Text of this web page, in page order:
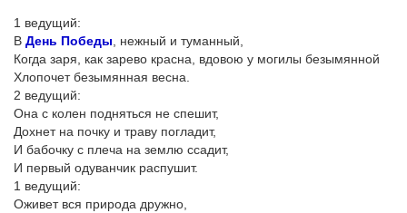
1 ведущий:
В День Победы , нежный и туманный,
Когда заря, как зарево красна, вдовою у могилы безымянной
Хлопочет безымянная весна.
2 ведущий:
Она с колен подняться не спешит,
Дохнет на почку и траву погладит,
И бабочку с плеча на землю ссадит,
И первый одуванчик распушит.
1 ведущий:
Оживет вся природа дружно,